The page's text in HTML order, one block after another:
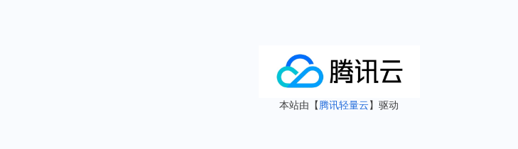
本站由【腾讯轻量云】驱动